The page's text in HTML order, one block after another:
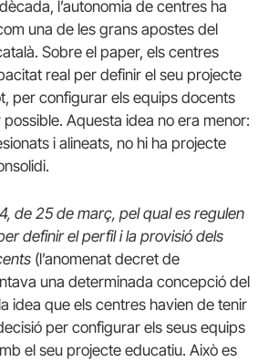
l’autonomia de centres ha
una de les grans apostes del
Sobre el paper, els centres
real per definir el seu projecte
per configurar els equips docents
possible. Aquesta idea no era menor:
i alineats, no hi ha projecte
de 25 de març, pel qual es regulen
definir el perfil i la provisió dels
(l’anomenat decret de
una determinada concepció del
idea que els centres havien de tenir
per configurar els seus equips
el seu projecte educatiu. Això es